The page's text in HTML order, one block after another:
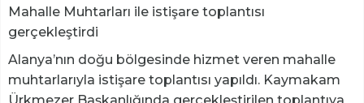
Mahalle Muhtarları ile istişare toplantısı
gerçekleştirdi
Alanya’nın doğu bölgesinde hizmet veren mahalle
muhtarlarıyla istişare toplantısı yapıldı. Kaymakam